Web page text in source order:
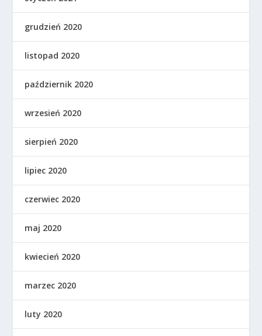
grudzień 2020
listopad 2020
październik 2020
wrzesień 2020
sierpień 2020
lipiec 2020
czerwiec 2020
maj 2020
kwiecień 2020
marzec 2020
luty 2020